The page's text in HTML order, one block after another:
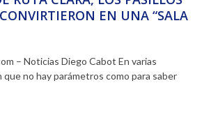
EN UNA “SALA
– Noticias Diego Cabot En varias
no hay parámetros como para saber